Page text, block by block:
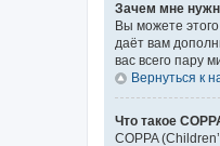
Зачем мне
Вы можете
даёт вам
вас всего пару
Вернуться к
Что такое
COPPA